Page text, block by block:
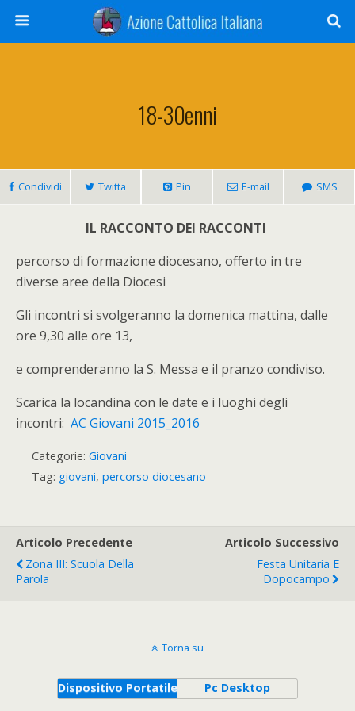
18-30enni
Condividi Twitta Pin E-mail SMS
IL RACCONTO DEI RACCONTI
percorso di formazione diocesano, offerto in tre
diverse aree della Diocesi
Gli incontri si svolgeranno la domenica mattina, dalle
ore 9,30 alle ore 13,
e comprenderanno la S. Messa e il pranzo condiviso.
Scarica la locandina con le date e i luoghi degli
incontri: AC Giovani 2015_2016
Categorie: Giovani
Tag: giovani, percorso diocesano
Articolo Precedente
Zona III: Scuola Della
Parola
Articolo Successivo
Festa Unitaria E
Dopocampo
Torna su
Dispositivo Portatile Pc Desktop